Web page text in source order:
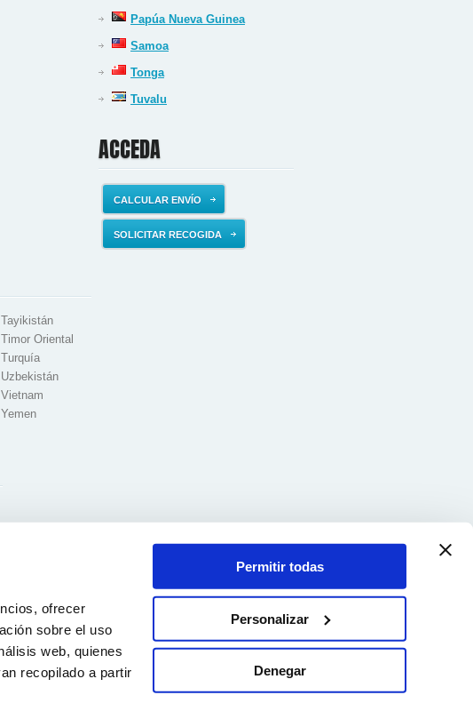
ofrecer
sobre el uso
web, quienes
recopilado a partir
Permitir todas
Personalizar
Denegar
Papúa Nueva Guinea
Samoa
Tonga
Tuvalu
ACCEDA
CALCULAR ENVÍO
SOLICITAR RECOGIDA
Tayikistán
Timor Oriental
Turquía
Uzbekistán
Vietnam
Yemen
Oporto